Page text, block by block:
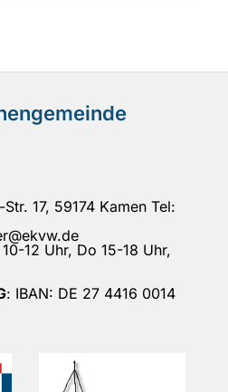
17, 59174 Kamen Tel:
12 Uhr, Do 15-18 Uhr,
: IBAN: DE 27 4416 0014